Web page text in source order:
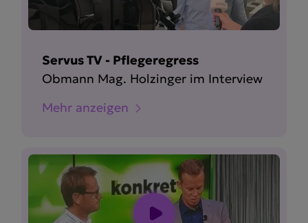
Servus TV - Pflegeregress
Obmann Mag. Holzinger im Interview
Mehr anzeigen